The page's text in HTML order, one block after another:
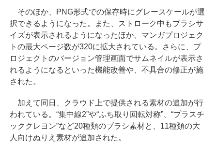
そのほか、PNG形式での保存時にグレースケールが選
択できるようになった。また、ストローク中もブラシサ
イズが表示されるようになったほか、マンガプロジェク
トの最大ページ数が320に拡大されている。さらに、プ
ロジェクトのバージョン管理画面でサムネイルが表示さ
れるようになるといった機能改善や、不具合の修正が施
された。
加えて同日、クラウド上で提供される素材の追加が行
われている。“集中線2”や“ふち取り回転対称”、“プラスチ
ッククレヨン”など20種類のブラシ素材と、11種類の大
人向けぬりえ素材が追加された。